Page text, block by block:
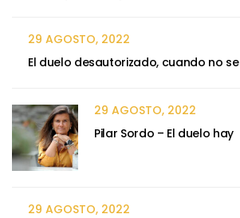
29 AGOSTO, 2022
El duelo desautorizado, cuando no se
29 AGOSTO, 2022
Pilar Sordo – El duelo hay
29 AGOSTO, 2022